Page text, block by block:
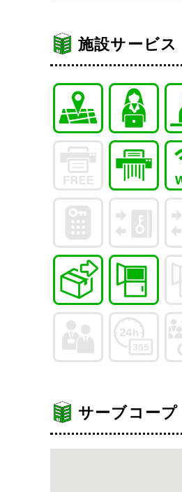
施設サービス
サーブコー